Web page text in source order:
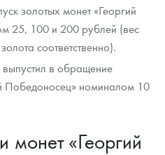
золотых монет «Георгий
25, 100 и 200 рублей (вес
соответственно).
в обращение
Победоносец» номиналом 10
«Георгий